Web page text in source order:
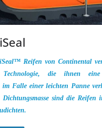
Reifen von Continental
Technologie, die ihnen eine
Falle einer leichten Panne
Dichtungsmasse sind die Reifen